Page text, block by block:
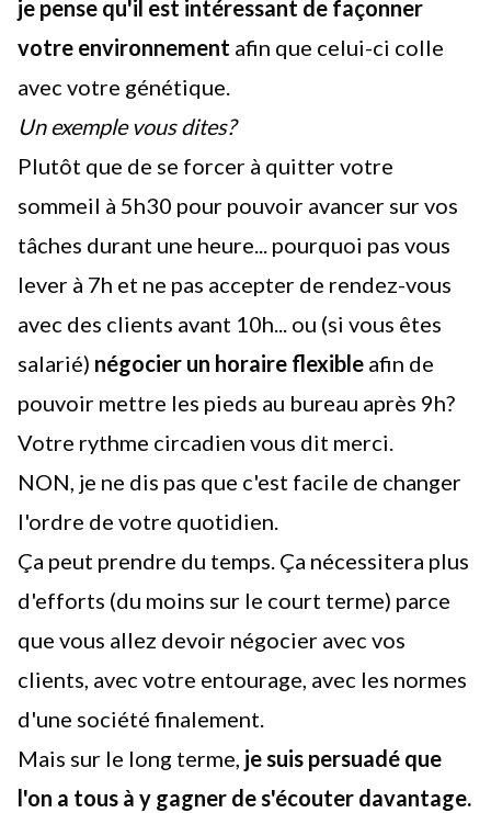
je pense qu'il est intéressant de façonner
votre environnement afin que celui-ci colle
avec votre génétique.
Un exemple vous dites?
Plutôt que de se forcer à quitter votre
sommeil à 5h30 pour pouvoir avancer sur vos
tâches durant une heure... pourquoi pas vous
lever à 7h et ne pas accepter de rendez-vous
avec des clients avant 10h... ou (si vous êtes
salarié) négocier un horaire flexible afin de
pouvoir mettre les pieds au bureau après 9h?
Votre rythme circadien vous dit merci.
NON, je ne dis pas que c'est facile de changer
l'ordre de votre quotidien.
Ça peut prendre du temps. Ça nécessitera plus
d'efforts (du moins sur le court terme) parce
que vous allez devoir négocier avec vos
clients, avec votre entourage, avec les normes
d'une société finalement.
Mais sur le long terme, je suis persuadé que
l'on a tous à y gagner de s'écouter davantage.